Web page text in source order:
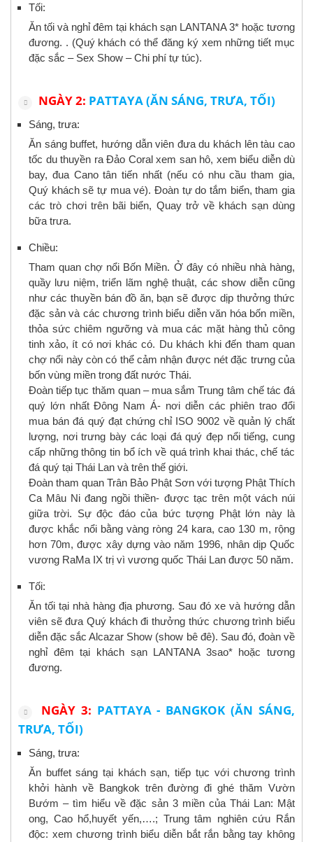
Tối:
Ăn tối và nghỉ đêm tại khách sạn LANTANA 3* hoặc tương
đương. . (Quý khách có thể đăng ký xem những tiết mục
đặc sắc – Sex Show – Chi phí tự túc).
NGÀY 2: PATTAYA (ĂN SÁNG, TRƯA, TỐI)
Sáng, trưa:
Ăn sáng buffet, hướng dẫn viên đưa du khách lên tàu cao
tốc du thuyền ra Đảo Coral xem san hô, xem biểu diễn dù
bay, đua Cano tân tiến nhất (nếu có nhu cầu tham gia,
Quý khách sẽ tự mua vé). Đoàn tự do tắm biển, tham gia
các trò chơi trên bãi biển, Quay trở về khách sạn dùng
bữa trưa.
Chiều:
Tham quan chợ nổi Bốn Miền. Ở đây có nhiều nhà hàng,
quầy lưu niệm, triển lãm nghệ thuật, các show diễn cũng
như các thuyền bán đồ ăn, bạn sẽ được dịp thưởng thức
đặc sản và các chương trình biểu diễn văn hóa bốn miền,
thỏa sức chiêm ngưỡng và mua các mặt hàng thủ công
tinh xảo, ít có nơi khác có. Du khách khi đến tham quan
chợ nổi này còn có thể cảm nhận được nét đặc trưng của
bốn vùng miền trong đất nước Thái.
Đoàn tiếp tục thăm quan – mua sắm Trung tâm chế tác đá
quý lớn nhất Đông Nam Á- nơi diễn các phiên trao đổi
mua bán đá quý đạt chứng chỉ ISO 9002 về quản lý chất
lượng, nơi trưng bày các loại đá quý đẹp nổi tiếng, cung
cấp những thông tin bổ ích về quá trình khai thác, chế tác
đá quý tại Thái Lan và trên thế giới.
Đoàn tham quan Trân Bảo Phật Sơn với tượng Phật Thích
Ca Mâu Ni đang ngồi thiền- được tạc trên một vách núi
giữa trời. Sự độc đáo của bức tượng Phật lớn này là
được khắc nổi bằng vàng ròng 24 kara, cao 130 m, rộng
hơn 70m, được xây dựng vào năm 1996, nhân dịp Quốc
vương RaMa IX trị vì vương quốc Thái Lan được 50 năm.
Tối:
Ăn tối tại nhà hàng địa phương. Sau đó xe và hướng dẫn
viên sẽ đưa Quý khách đi thưởng thức chương trình biểu
diễn đặc sắc Alcazar Show (show bê đê). Sau đó, đoàn về
nghỉ đêm tại khách sạn LANTANA 3sao* hoặc tương
đương.
NGÀY 3: PATTAYA - BANGKOK (ĂN SÁNG,
TRƯA, TỐI)
Sáng, trưa:
Ăn buffet sáng tại khách sạn, tiếp tục với chương trình
khởi hành về Bangkok trên đường đi ghé thăm Vườn
Bướm – tìm hiểu về đặc sản 3 miền của Thái Lan: Mật
ong, Cao hổ,huyết yến,….; Trung tâm nghiên cứu Rắn
độc: xem chương trình biểu diễn bắt rắn bằng tay không